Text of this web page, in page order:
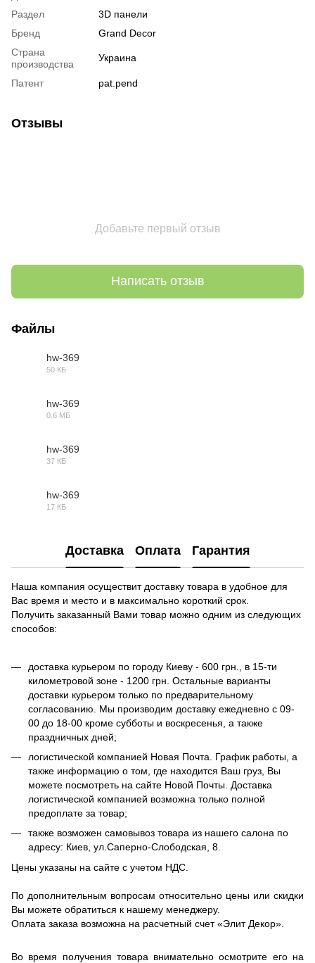
Раздел
3D панели
Бренд
Grand Decor
Страна
производства
Украина
Патент pat.pend
Отзывы
Добавьте первый отзыв
Написать отзыв
Файлы
hw-369
50 КБ
hw-369
0.6 МБ
hw-369
37 КБ
hw-369
17 КБ
Доставка Оплата Гарантия
Наша компания осуществит доставку товара в удобное для
Вас время и место и в максимально короткий срок.
Получить заказанный Вами товар можно одним из следующих
способов:
доставка курьером по городу Киеву - 600 грн., в 15-ти
километровой зоне - 1200 грн. Остальные варианты
доставки курьером только по предварительному
согласованию. Мы производим доставку ежедневно с 09-
00 до 18-00 кроме субботы и воскресенья, а также
праздничных дней;
логистической компанией Новая Почта. График работы, а
также информацию о том, где находится Ваш груз, Вы
можете посмотреть на сайте Новой Почты. Доставка
логистической компанией возможна только полной
предоплате за товар;
также возможен самовывоз товара из нашего салона по
адресу: Киев, ул.Саперно-Слободская, 8.
Цены указаны на сайте с учетом НДС.
По дополнительным вопросам относительно цены или скидки
Вы можете обратиться к нашему менеджеру.
Оплата заказа возможна на расчетный счет «Элит Декор».
Во время получения товара внимательно осмотрите его на